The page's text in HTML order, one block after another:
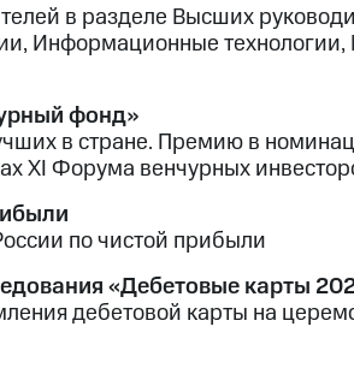
в разделе Высших
Информационные
фонд»
в стране. Премию в
XI Форума венчурных
по чистой прибыли
«Дебетовые карты
дебетовой карты на